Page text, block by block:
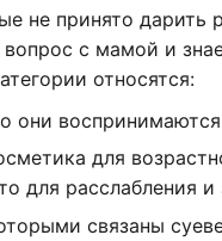
не принято дарить
вопрос с мамой и
относятся:
они
для
для расслабления
связаны